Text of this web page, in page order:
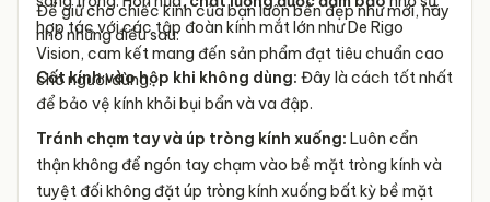
hợp tác với các tập đoàn kính mắt lớn như De Rigo
Vision, cam kết mang đến sản phẩm đạt tiêu chuẩn cao
cho người dùng.
Để giữ cho chiếc kính của bạn luôn bền đẹp như mới, hãy
nhớ những điều sau:
Cất kính vào hộp khi không dùng: Đây là cách tốt nhất
để bảo vệ kính khỏi bụi bẩn và va đập.
Tránh chạm tay và úp tròng kính xuống: Luôn cẩn
thận không để ngón tay chạm vào bề mặt tròng kính và
tuyệt đối không đặt úp tròng kính xuống bất kỳ bề mặt